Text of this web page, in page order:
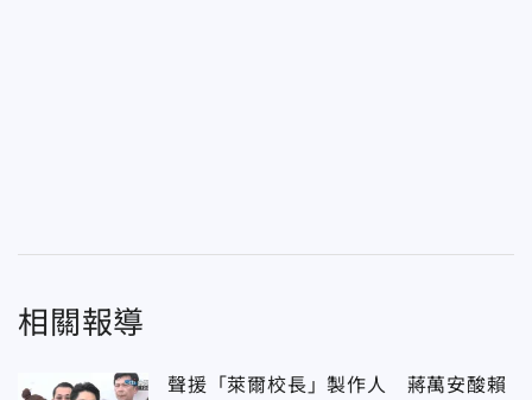
相關報導
聲援「萊爾校長」製作人 蔣萬安酸賴